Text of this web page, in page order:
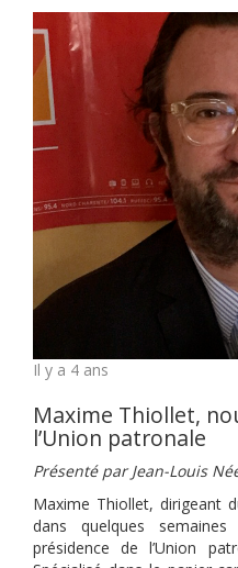
Il y a 4 ans
Maxime Thiollet,
l’Union patronale
Présenté par Jean-Louis
Maxime Thiollet, dirigeant
dans quelques
présidence de l’Union